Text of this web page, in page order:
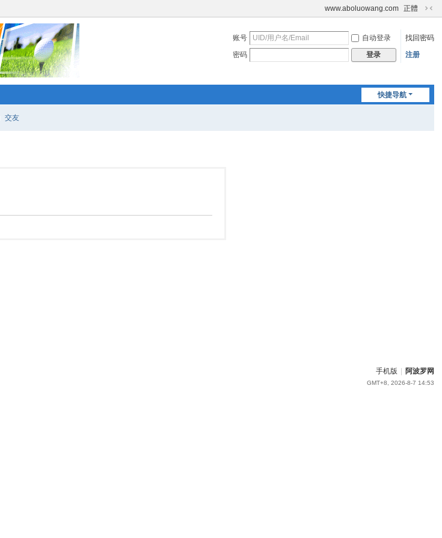
www.aboluowang.com 正體
切
到
账号 自动登录
找回密码
密码
登录 注册
快捷导航
交友
手机版 阿波罗网
GMT+8, 2026-8-7 14:53